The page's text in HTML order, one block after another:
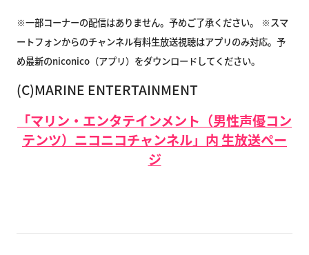
※一部コーナーの配信はありません。予めご了承ください。
※スマ
ートフォンからのチャンネル有料生放送視聴はアプリのみ対応。予
め最新のniconico（アプリ）をダウンロードしてください。
(C)MARINE ENTERTAINMENT
「マリン・エンタテインメント（男性声優コン
テンツ）ニコニコチャンネル」内 生放送ペー
ジ